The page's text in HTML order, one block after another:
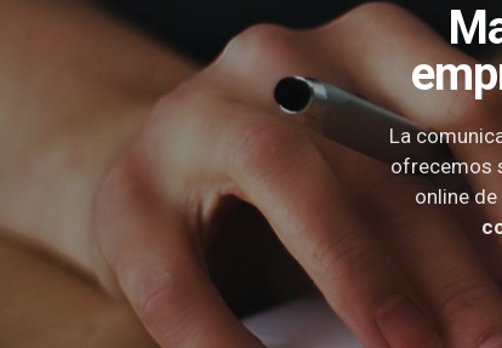
La
ofrecemos
online